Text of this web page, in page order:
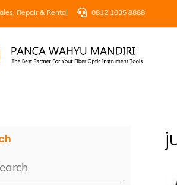
Repair & Rental 0812 1035 8888